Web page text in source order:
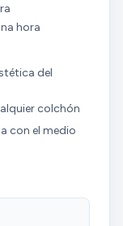
hora
del
colchón
con el medio